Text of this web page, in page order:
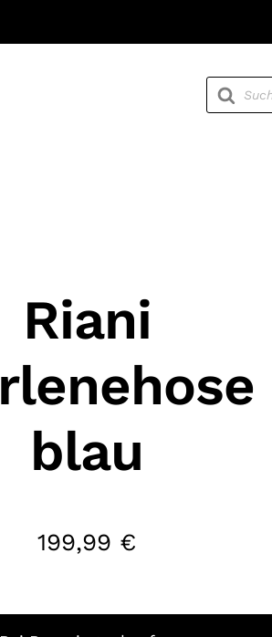
Products
search
Riani
blau
199,99 €